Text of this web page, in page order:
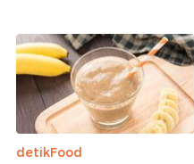
detikFood